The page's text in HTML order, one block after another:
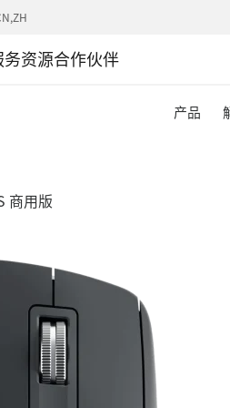
,ZH
资源合作伙伴
产品
商用版